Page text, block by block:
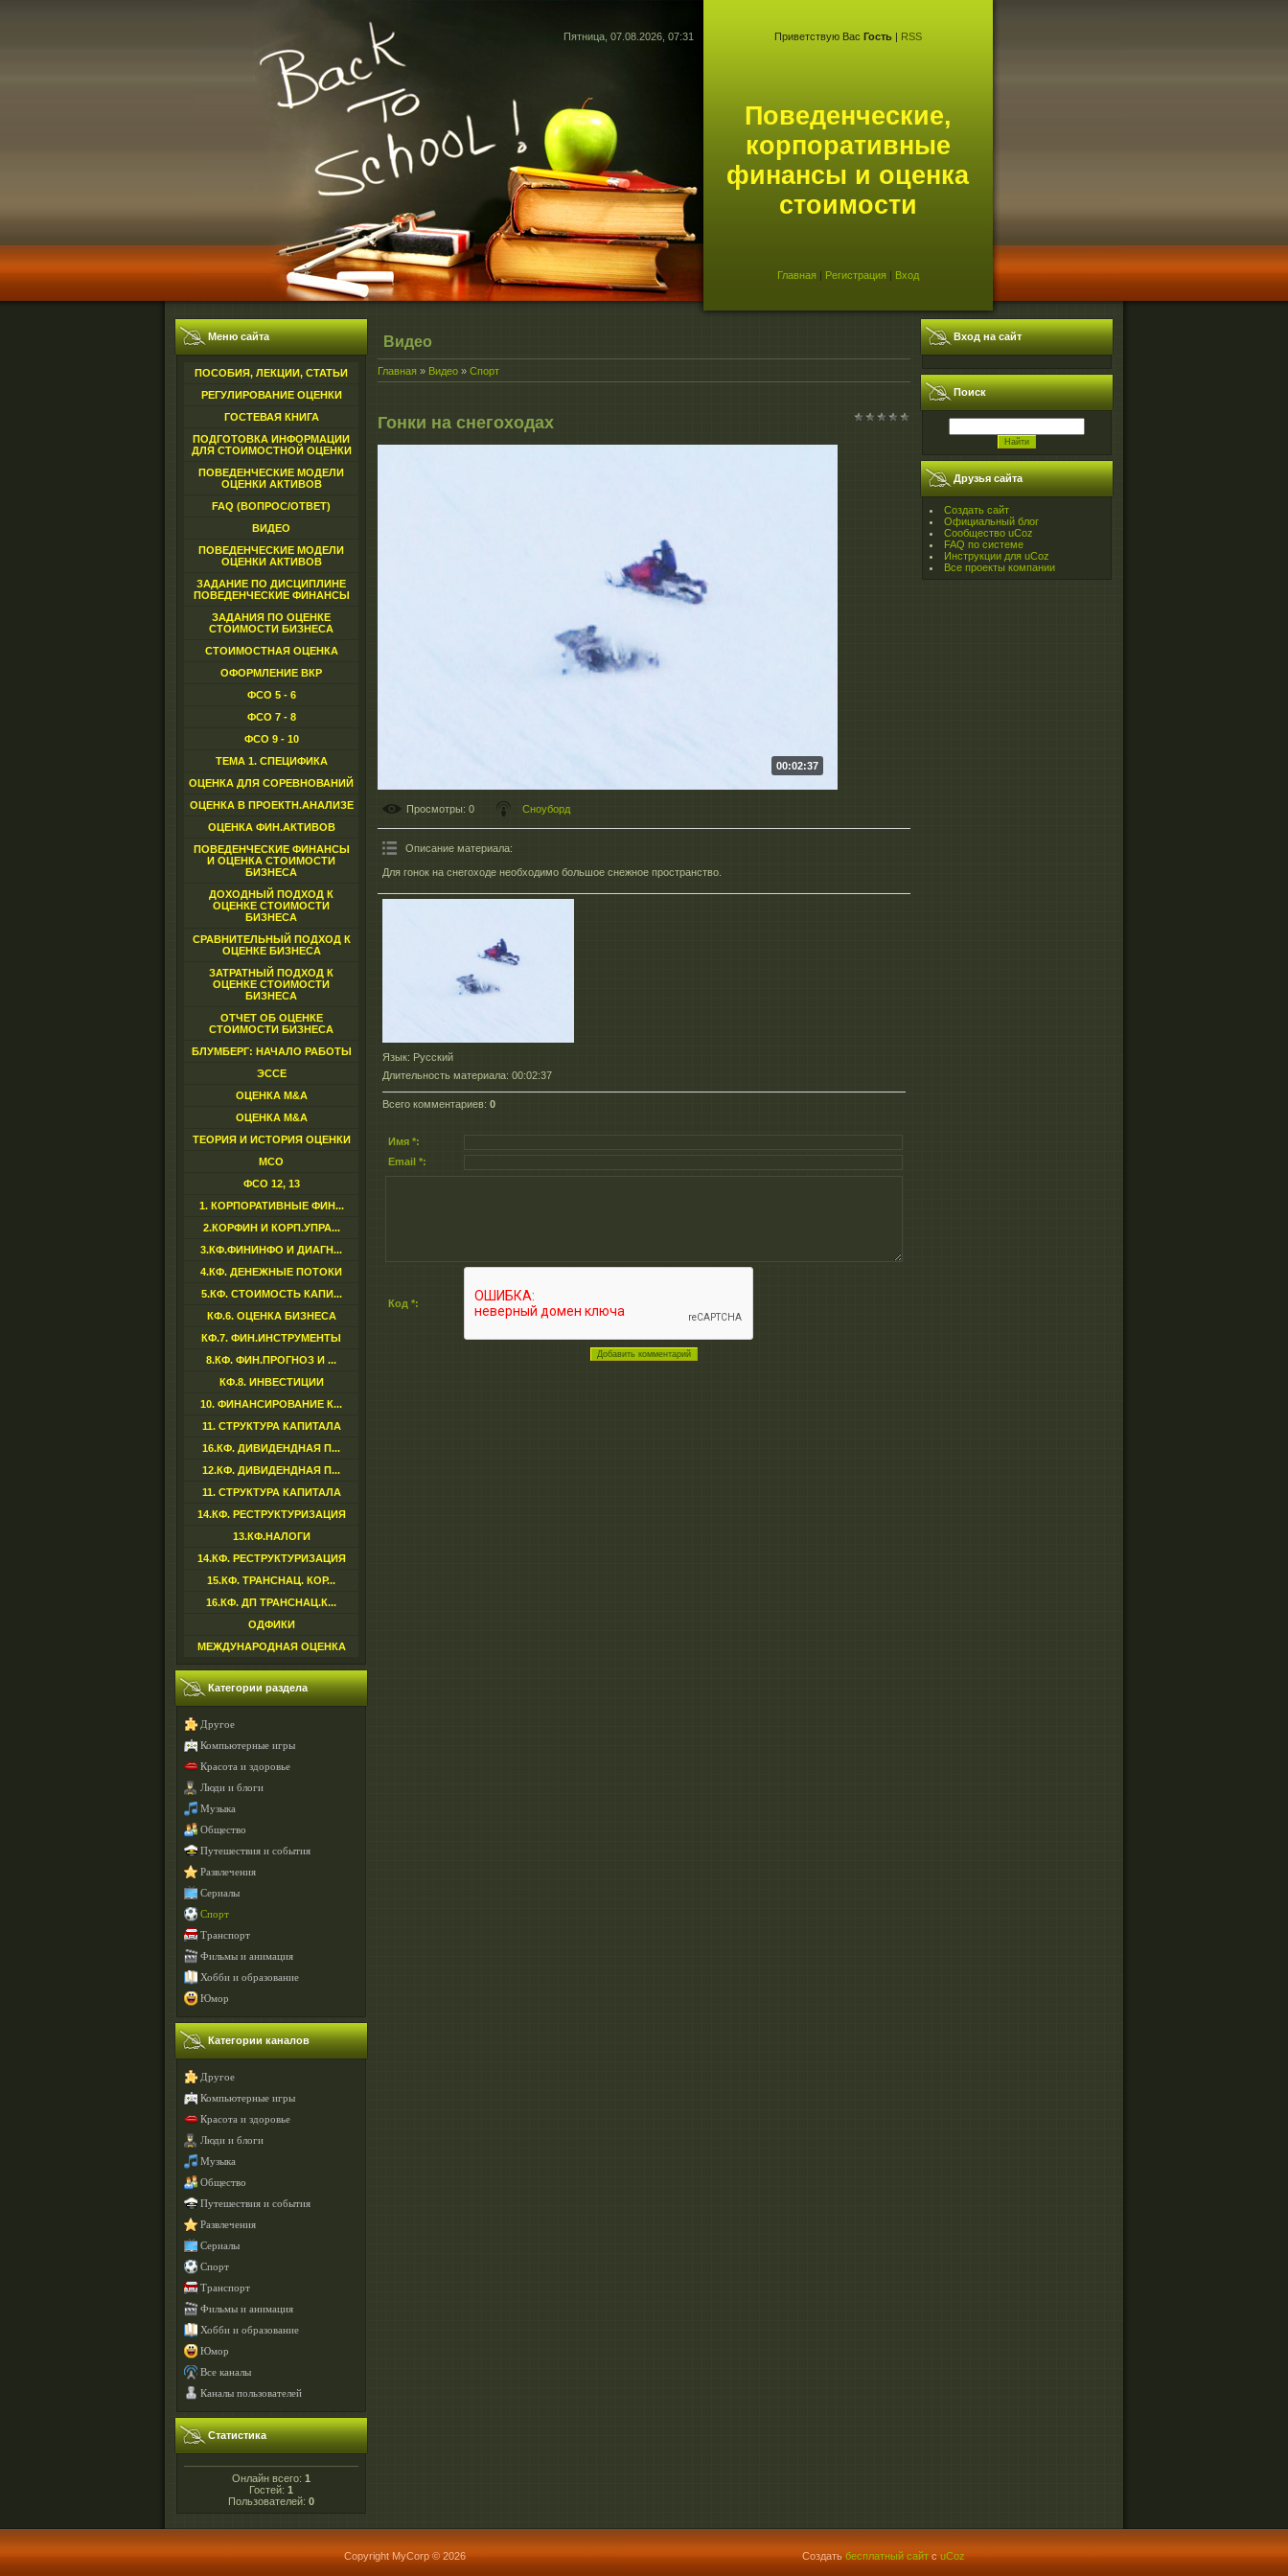
Пятница, 07.08.2026, 07:31 Приветствую Вас Гость| RSS
Поведенческие,
корпоративные
финансы и оценка
стоимости
Главная | Регистрация | Вход
Меню сайта
ПОСОБИЯ, ЛЕКЦИИ, СТАТЬИ
РЕГУЛИРОВАНИЕ ОЦЕНКИ
ГОСТЕВАЯ КНИГА
ПОДГОТОВКА ИНФОРМАЦИИ
ДЛЯ СТОИМОСТНОЙ ОЦЕНКИ
ПОВЕДЕНЧЕСКИЕ МОДЕЛИ
ОЦЕНКИ АКТИВОВ
FAQ (ВОПРОС/ОТВЕТ)
ВИДЕО
ПОВЕДЕНЧЕСКИЕ МОДЕЛИ
ОЦЕНКИ АКТИВОВ
ЗАДАНИЕ ПО ДИСЦИПЛИНЕ
ПОВЕДЕНЧЕСКИЕ ФИНАНСЫ
ЗАДАНИЯ ПО ОЦЕНКЕ
СТОИМОСТИ БИЗНЕСА
СТОИМОСТНАЯ ОЦЕНКА
ОФОРМЛЕНИЕ ВКР
ФСО 5 - 6
ФСО 7 - 8
ФСО 9 - 10
ТЕМА 1. СПЕЦИФИКА
ОЦЕНКА ДЛЯ СОРЕВНОВАНИЙ
ОЦЕНКА В ПРОЕКТН.АНАЛИЗЕ
ОЦЕНКА ФИН.АКТИВОВ
ПОВЕДЕНЧЕСКИЕ ФИНАНСЫ
И ОЦЕНКА СТОИМОСТИ
БИЗНЕСА
ДОХОДНЫЙ ПОДХОД К
ОЦЕНКЕ СТОИМОСТИ
БИЗНЕСА
СРАВНИТЕЛЬНЫЙ ПОДХОД К
ОЦЕНКЕ БИЗНЕСА
ЗАТРАТНЫЙ ПОДХОД К
ОЦЕНКЕ СТОИМОСТИ
БИЗНЕСА
ОТЧЕТ ОБ ОЦЕНКЕ
СТОИМОСТИ БИЗНЕСА
БЛУМБЕРГ: НАЧАЛО РАБОТЫ
ЭССЕ
ОЦЕНКА M&A
ОЦЕНКА M&A
ТЕОРИЯ И ИСТОРИЯ ОЦЕНКИ
МСО
ФСО 12, 13
1. КОРПОРАТИВНЫЕ ФИН...
2.КОРФИН И КОРП.УПРА...
3.КФ.ФИНИНФО И ДИАГН...
4.КФ. ДЕНЕЖНЫЕ ПОТОКИ
5.КФ. СТОИМОСТЬ КАПИ...
КФ.6. ОЦЕНКА БИЗНЕСА
КФ.7. ФИН.ИНСТРУМЕНТЫ
8.КФ. ФИН.ПРОГНОЗ И ...
КФ.8. ИНВЕСТИЦИИ
10. ФИНАНСИРОВАНИЕ К...
11. СТРУКТУРА КАПИТАЛА
16.КФ. ДИВИДЕНДНАЯ П...
12.КФ. ДИВИДЕНДНАЯ П...
11. СТРУКТУРА КАПИТАЛА
14.КФ. РЕСТРУКТУРИЗАЦИЯ
13.КФ.НАЛОГИ
14.КФ. РЕСТРУКТУРИЗАЦИЯ
15.КФ. ТРАНСНАЦ. КОР...
16.КФ. ДП ТРАНСНАЦ.К...
ОДФИКИ
МЕЖДУНАРОДНАЯ ОЦЕНКА
Категории раздела
Другое
Компьютерные игры
Красота и здоровье
Люди и блоги
Музыка
Общество
Путешествия и события
Развлечения
Сериалы
Спорт
Транспорт
Фильмы и анимация
Хобби и образование
Юмор
Категории каналов
Другое
Компьютерные игры
Красота и здоровье
Люди и блоги
Музыка
Общество
Путешествия и события
Развлечения
Сериалы
Спорт
Транспорт
Фильмы и анимация
Хобби и образование
Юмор
Все каналы
Каналы пользователей
Статистика
Онлайн всего: 1
Гостей: 1
Пользователей: 0
Видео
Главная » Видео » Спорт
Гонки на снегоходах
00:02:37
Просмотры: 0 Сноуборд
Описание материала:
Для гонок на снегоходе необходимо большое снежное пространство.
Язык: Русский
Длительность материала: 00:02:37
Всего комментариев: 0
Имя *:
Email *:
Код *:
Вход на сайт
Поиск
Друзья сайта
Создать сайт
Официальный блог
Сообщество uCoz
FAQ по системе
Инструкции для uCoz
Все проекты компании
Copyright MyCorp © 2026 Создать бесплатный сайт с uCoz